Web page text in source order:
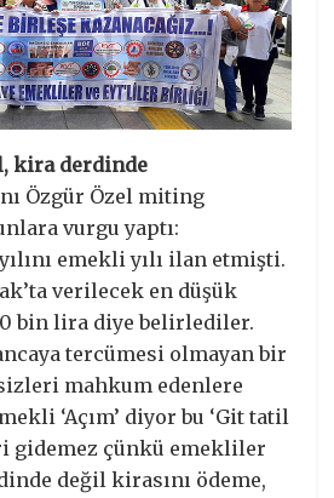
kira derdinde
Özgür Özel miting
vurgu yaptı:
emekli yılı ilan etmişti.
verilecek en düşük
bin lira diye belirlediler.
tercümesi olmayan bir
mahkum edenlere
‘Açım’ diyor bu ‘Git tatil
gidemez çünkü emekliler
değil kirasını ödeme,